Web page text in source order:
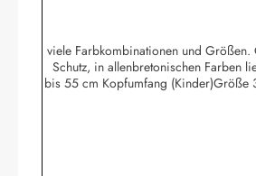
viele Farbkombinationen und Größen.
Schutz, in allenbretonischen Farben
bis 55 cm Kopfumfang (Kinder)Größe